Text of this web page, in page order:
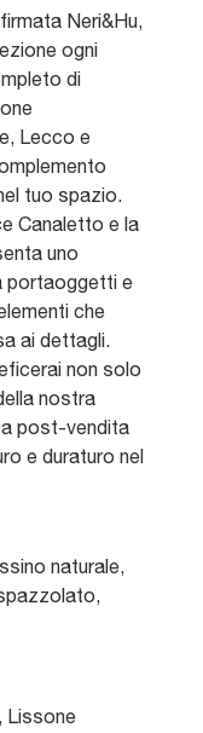
Neri&Hu,
ogni
di
Lecco e
tuo spazio.
Canaletto e la
uno
portaoggetti e
che
ai dettagli.
non solo
nostra
post-vendita
e duraturo nel
naturale,
, Lissone